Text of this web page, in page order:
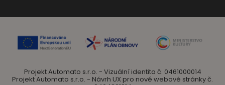
Projekt Automato s.r.o. - Vizuální identita č. 0461000014
Projekt Automato s.r.o. - Návrh UX pro nové webové stránky č.